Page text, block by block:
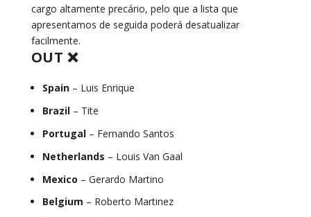
cargo altamente precário, pelo que a lista que
apresentamos de seguida poderá desatualizar
facilmente.
OUT ❌
Spain– Luis Enrique
Brazil– Tite
Portugal– Fernando Santos
Netherlands – Louis Van Gaal
Mexico – Gerardo Martino
Belgium – Roberto Martinez